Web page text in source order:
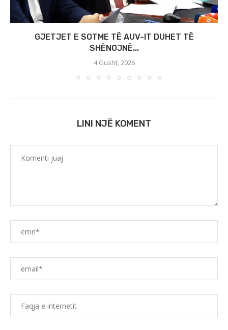
GJETJET E SOTME TË AUV-IT DUHET TË
SHËNOJNË...
4 Gusht, 2026
LINI NJË KOMENT